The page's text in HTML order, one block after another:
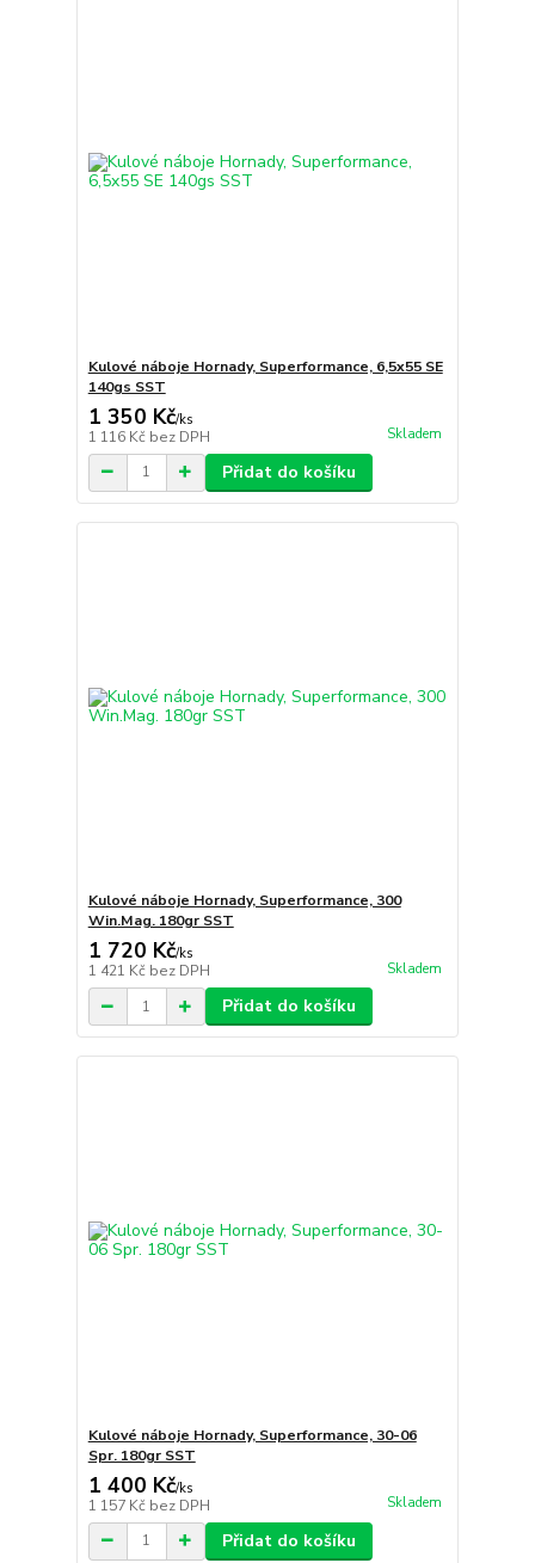
Kulové náboje Hornady, Superformance, 6,5x55 SE
140gs SST
1 350 Kč/ks
1 116 Kč bez DPH Skladem
Přidat do košíku
Kulové náboje Hornady, Superformance, 300
Win.Mag. 180gr SST
1 720 Kč/ks
1 421 Kč bez DPH Skladem
Přidat do košíku
Kulové náboje Hornady, Superformance, 30-06
Spr. 180gr SST
1 400 Kč/ks
1 157 Kč bez DPH Skladem
Přidat do košíku